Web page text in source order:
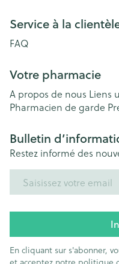
Service à la
FAQ
Votre pharmacie
A propos de nous Liens
Pharmacien de garde
Bulletin
Restez informé des
En cliquant sur s'abonner,